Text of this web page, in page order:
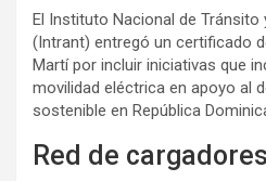
El Instituto Nacional de Tránsito
(Intrant) entregó un certificado
Martí por incluir iniciativas que
movilidad eléctrica en apoyo al
sostenible en República
Red de cargadores